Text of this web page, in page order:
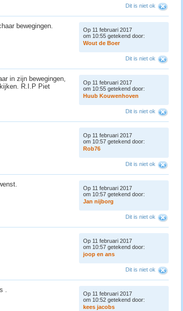
Dit is niet ok
bewegingen.
Op 11 februari 2017
om 10:55 getekend door:
Wout de Boer
Dit is niet ok
in zijn bewegingen,
R.I.P Piet
Op 11 februari 2017
om 10:55 getekend door:
Huub Kouwenhoven
Dit is niet ok
Op 11 februari 2017
om 10:57 getekend door:
Rob76
Dit is niet ok
Op 11 februari 2017
om 10:57 getekend door:
Jan nijborg
Dit is niet ok
Op 11 februari 2017
om 10:57 getekend door:
joop en ans
Dit is niet ok
.
Op 11 februari 2017
om 10:52 getekend door:
kees jacobs